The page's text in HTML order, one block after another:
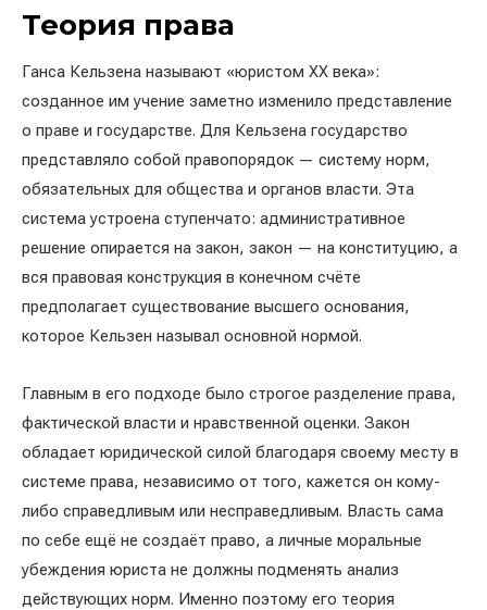
Теория права
Ганса Кельзена называют «юристом XX века»:
созданное им учение заметно изменило представление
о праве и государстве. Для Кельзена государство
представляло собой правопорядок — систему норм,
обязательных для общества и органов власти. Эта
система устроена ступенчато: административное
решение опирается на закон, закон — на конституцию, а
вся правовая конструкция в конечном счёте
предполагает существование высшего основания,
которое Кельзен называл основной нормой.
Главным в его подходе было строгое разделение права,
фактической власти и нравственной оценки. Закон
обладает юридической силой благодаря своему месту в
системе права, независимо от того, кажется он кому-
либо справедливым или несправедливым. Власть сама
по себе ещё не создаёт право, а личные моральные
убеждения юриста не должны подменять анализ
действующих норм. Именно поэтому его теория